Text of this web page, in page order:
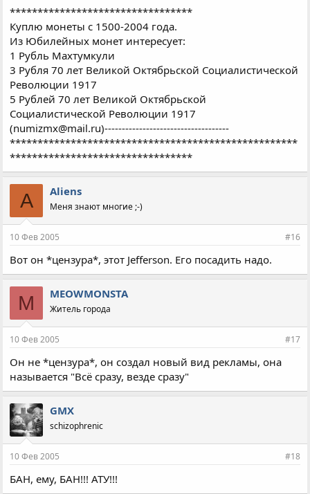
*********************************
Куплю монеты с 1500-2004 года.
Из Юбилейных монет интересует:
1 Рубль Махтумкули
3 Рубля 70 лет Великой Октябрьской Социалистической
Революции 1917
5 Рублей 70 лет Великой Октябрьской
Социалистической Революции 1917
(numizmx@mail.ru)------------------------------------
****************************************************
*********************************
A Aliens
Меня знают многие ;-)
10 Фев 2005 #16
Вот он *цензура*, этот Jefferson. Его посадить надо.
M MEOWMONSTA
Житель города
10 Фев 2005 #17
Он не *цензура*, он создал новый вид рекламы, она
называется "Всё сразу, везде сразу"
GMX
schizophrenic
10 Фев 2005 #18
БАН, ему, БАН!!! АТУ!!!